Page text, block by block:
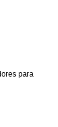
para